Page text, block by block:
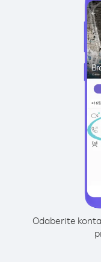
Odaberite